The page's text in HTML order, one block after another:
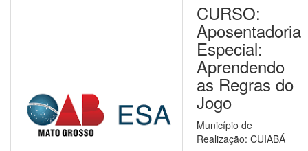
CURSO:
Aposentadoria
Especial:
Aprendendo
as Regras do
Jogo
Município de
Realização: CUIABÁ